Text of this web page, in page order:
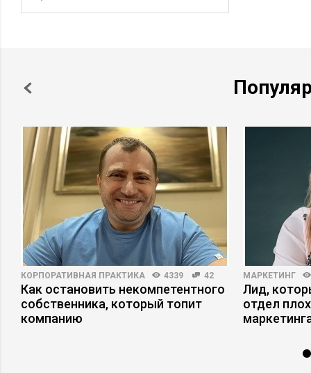
КОРПОРАТИВНАЯ ПРАКТИКА 4339 42
Как остановить некомпетентного
собственника, который топит
компанию
МАРКЕТИНГ
Лид,
отдел